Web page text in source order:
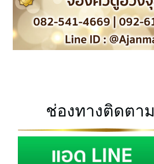
ช่องทางติดตาม